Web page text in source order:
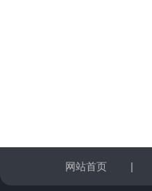
网站首页 |